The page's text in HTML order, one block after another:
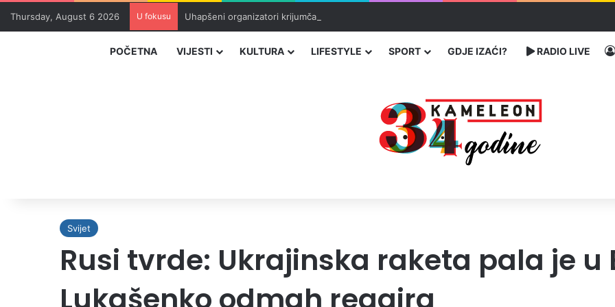
Thursday, August 6 2026 U fokusu Uhapšeni organizatori krijumčarenja migranata preko BiH i Balkana
POČETNA VIJESTI KULTURA LIFESTYLE SPORT GDJE IZAĆI? RADIO LIVE
Svijet
Rusi tvrde: Ukrajinska raketa pala je u
Lukašenko odmah reagira